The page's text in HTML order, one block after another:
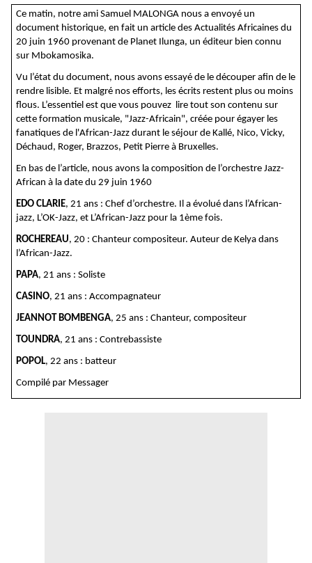
Ce matin, notre ami Samuel MALONGA nous a envoyé un
document historique, en fait un article des Actualités Africaines du
20 juin 1960 provenant de Planet Ilunga, un éditeur bien connu
sur Mbokamosika.
Vu l’état du document, nous avons essayé de le découper afin de le
rendre lisible. Et malgré nos efforts, les écrits restent plus ou moins
flous. L’essentiel est que vous pouvez lire tout son contenu sur
cette formation musicale, "Jazz-Africain", créée pour égayer les
fanatiques de l'African-Jazz durant le séjour de Kallé, Nico, Vicky,
Déchaud, Roger, Brazzos, Petit Pierre à Bruxelles.
En bas de l’article, nous avons la composition de l’orchestre Jazz-
African à la date du 29 juin 1960
EDO CLARIE, 21 ans : Chef d’orchestre. Il a évolué dans l’African-
jazz, L’OK-Jazz, et L’African-Jazz pour la 1ème fois.
ROCHEREAU, 20 : Chanteur compositeur. Auteur de Kelya dans
l’African-Jazz.
PAPA, 21 ans : Soliste
CASINO, 21 ans : Accompagnateur
JEANNOT BOMBENGA, 25 ans : Chanteur, compositeur
TOUNDRA, 21 ans : Contrebassiste
POPOL, 22 ans : batteur
Compilé par Messager